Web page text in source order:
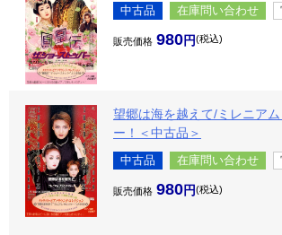
中古品 在庫問い合わせ
販売価格 980 税込
望郷は海を越えて/ミレニア
ー！＜中古品＞
中古品 在庫問い合わせ
販売価格 980 税込